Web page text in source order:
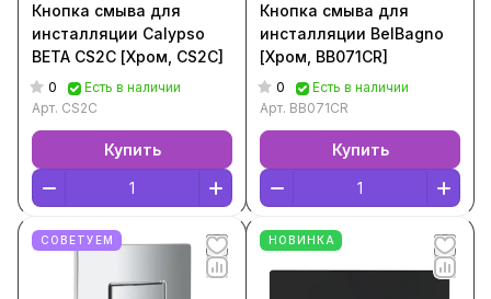
Кнопка смыва для
инсталляции Calypso
BETA CS2C [Хром, CS2C]
0
Есть в наличии
Арт. CS2C
Купить
Кнопка смыва для
инсталляции BelBagno
[Хром, BB071CR]
0
Есть в наличии
Арт. BB071CR
Купить
СОВЕТУЕМ НОВИНКА